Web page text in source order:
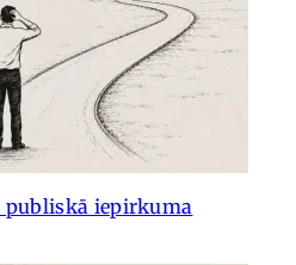
publiskā iepirkuma